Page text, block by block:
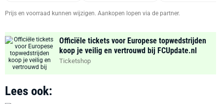
Prijs en voorraad kunnen wijzigen. Aankopen lopen via de partner.
Officiële tickets voor Europese topwedstrijden
koop je veilig en vertrouwd bij FCUpdate.nl
Ticketshop
Lees ook: